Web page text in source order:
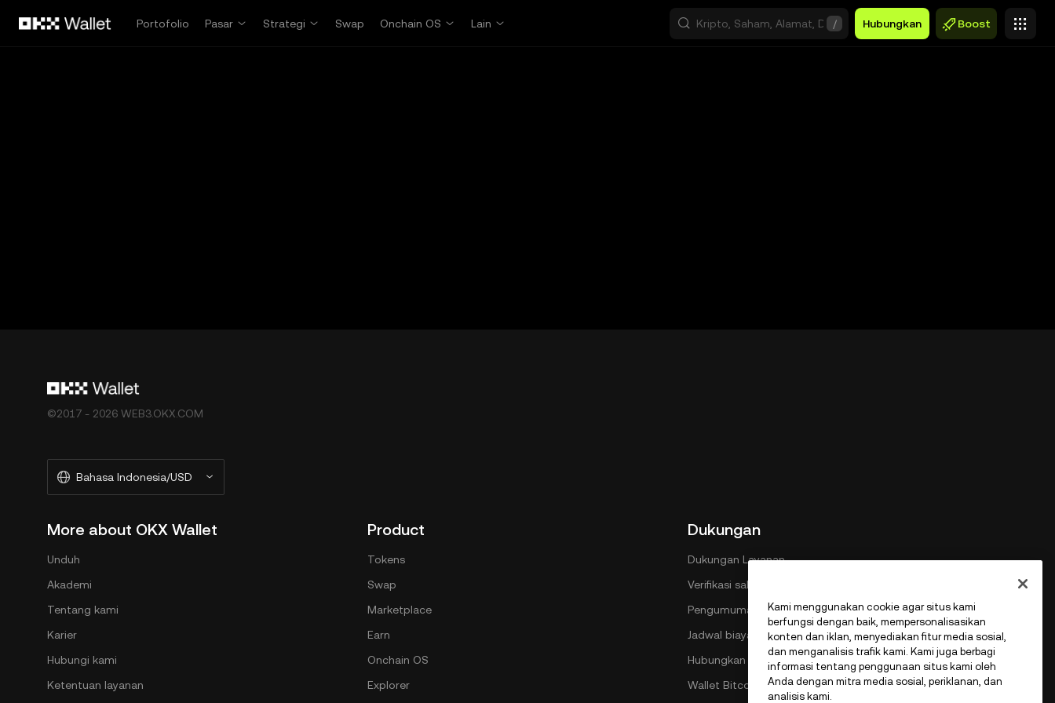
Portofolio
Pasar Strategi Swap Onchain OS Lain / Hubungkan Boost
©2017 - 2026 WEB3.OKX.COM
Bahasa Indonesia/USD
More about OKX Wallet
Unduh
Akademi
Tentang kami
Karier
Hubungi kami
Ketentuan layanan
Product
Tokens
Swap
Marketplace
Earn
Onchain OS
Explorer
Dukungan
Dukungan Layanan
Verifikasi saluran resmi
Pengumuman
Jadwal biaya DEX
Hubungkan dengan OKX
Wallet Bitcoin
Kami menggunakan cookie agar situs kami
berfungsi dengan baik, mempersonalisasikan
konten dan iklan, menyediakan fitur media sosial,
dan menganalisis trafik kami. Kami juga berbagi
informasi tentang penggunaan situs kami oleh
Anda dengan mitra media sosial, periklanan, dan
analisis kami.